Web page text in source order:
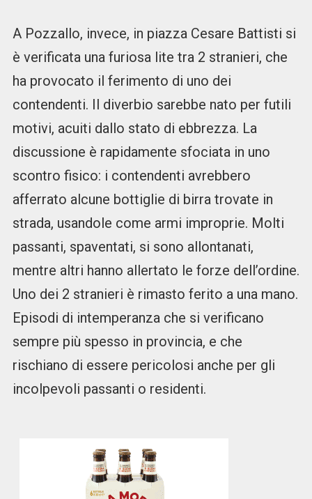
A Pozzallo, invece, in piazza Cesare Battisti si
è verificata una furiosa lite tra 2 stranieri, che
ha provocato il ferimento di uno dei
contendenti. Il diverbio sarebbe nato per futili
motivi, acuiti dallo stato di ebbrezza. La
discussione è rapidamente sfociata in uno
scontro fisico: i contendenti avrebbero
afferrato alcune bottiglie di birra trovate in
strada, usandole come armi improprie. Molti
passanti, spaventati, si sono allontanati,
mentre altri hanno allertato le forze dell’ordine.
Uno dei 2 stranieri è rimasto ferito a una mano.
Episodi di intemperanza che si verificano
sempre più spesso in provincia, e che
rischiano di essere pericolosi anche per gli
incolpevoli passanti o residenti.